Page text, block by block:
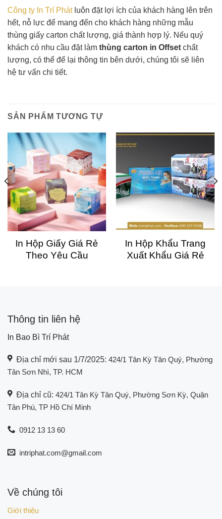
Công ty In Trí Phátluôn đặt lợi ích của khách hàng lên trên
hết, nỗ lực để mang đến cho khách hàng những mẫu
thùng giấy carton chất lượng, giá thành hợp lý. Nếu quý
khách có nhu cầu đặt làm thùng carton in Offset chất
lượng, có thể để lại thông tin bên dưới, chúng tôi sẽ liên
hệ tư vấn chi tiết.
SẢN PHẨM TƯƠNG TỰ
In Hộp Giấy Giá Rẻ
Theo Yêu Cầu
In Hộp Khẩu Trang
Xuất Khẩu Giá Rẻ
Thông tin liên hệ
In Bao Bì Trí Phát
Địa chỉ mới sau 1/7/2025: 424/1 Tân Kỳ Tân Quý, Phường
Tân Sơn Nhì, TP. HCM
Địa chỉ cũ: 424/1 Tân Kỳ Tân Quý, Phường Sơn Kỳ, Quận
Tân Phú, TP Hồ Chí Minh
0912 13 13 60
intriphat.com@gmail.com
Về chúng tôi
Giới thiệu